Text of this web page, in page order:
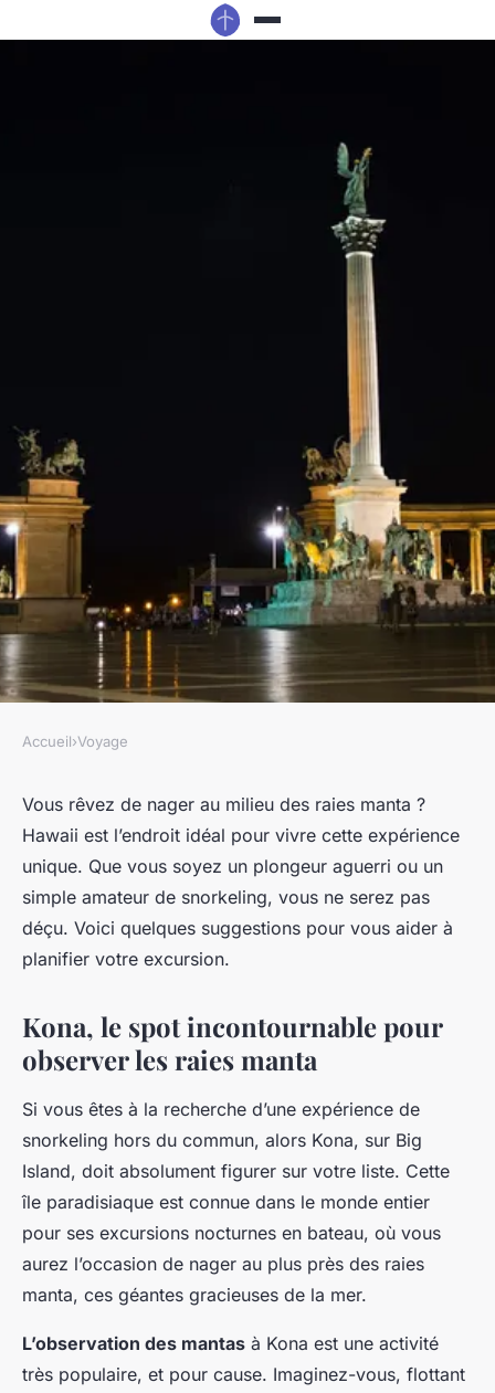
VOYAGE
Où pratiquer le snorkeling au
milieu des raies manta à
Hawaii ?
Mia•9 octobre 2024•6 min de lecture
Accueil›Voyage
Vous rêvez de nager au milieu des raies manta ?
Hawaii est l’endroit idéal pour vivre cette expérience
unique. Que vous soyez un plongeur aguerri ou un
simple amateur de snorkeling, vous ne serez pas
déçu. Voici quelques suggestions pour vous aider à
planifier votre excursion.
Kona, le spot incontournable pour
observer les raies manta
Si vous êtes à la recherche d’une expérience de
snorkeling hors du commun, alors Kona, sur Big
Island, doit absolument figurer sur votre liste. Cette
île paradisiaque est connue dans le monde entier
pour ses excursions nocturnes en bateau, où vous
aurez l’occasion de nager au plus près des raies
manta, ces géantes gracieuses de la mer.
L’observation des mantas à Kona est une activité
très populaire, et pour cause. Imaginez-vous, flottant